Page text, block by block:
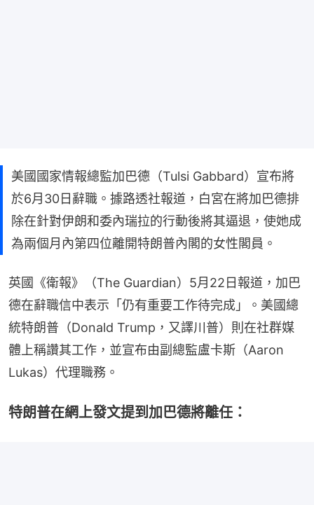
美國國家情報總監加巴德（Tulsi Gabbard）宣布將
於6月30日辭職。據路透社報道，白宮在將加巴德排
除在針對伊朗和委內瑞拉的行動後將其逼退，使她成
為兩個月內第四位離開特朗普內閣的女性閣員。
英國《衛報》（The Guardian）5月22日報道，加巴
德在辭職信中表示「仍有重要工作待完成」。美國總
統特朗普（Donald Trump，又譯川普）則在社群媒
體上稱讚其工作，並宣布由副總監盧卡斯（Aaron
Lukas）代理職務。
特朗普在網上發文提到加巴德將離任：